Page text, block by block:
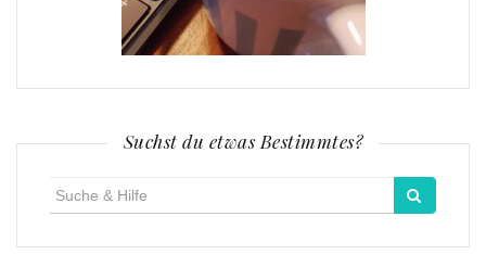
Suchst du etwas Bestimmtes?
für: